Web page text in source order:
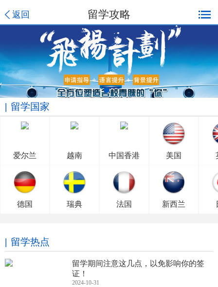
返回 留学攻略
留学国家
爱尔兰 越南 中国香港 美国
德国 瑞典 法国 新西兰
留学热点
留学期间注意这几点，以免影响你的签
证！
2024-10-31